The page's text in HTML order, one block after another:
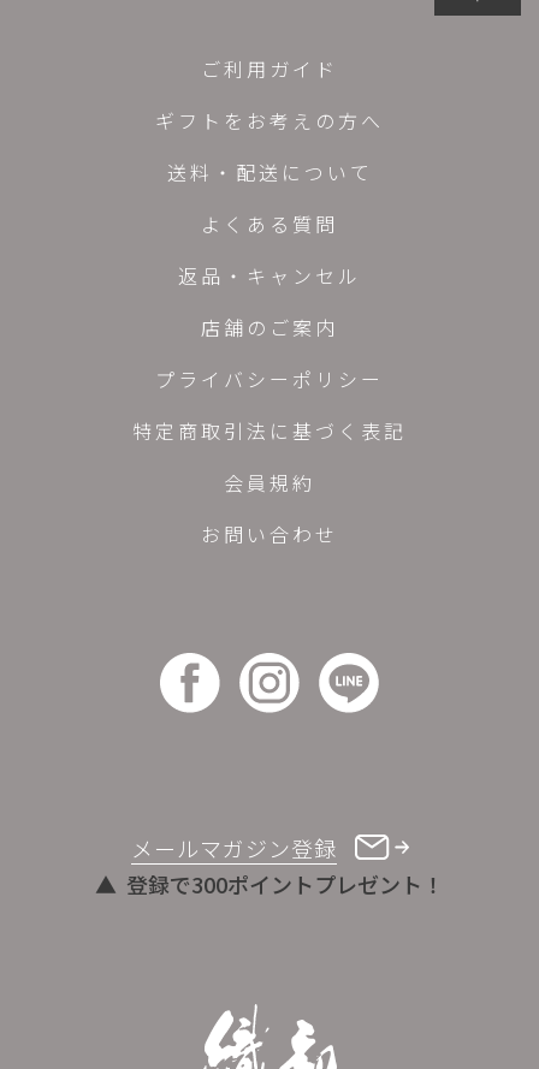
メールマガジン登録
登録で300ポイントプレゼント！
ご利用ガイド
ギフトをお考えの方へ
送料・配送について
よくある質問
返品・キャンセル
店舗のご案内
プライバシーポリシー
特定商取引法に基づく表記
会員規約
お問い合わせ